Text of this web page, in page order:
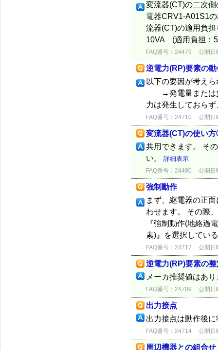
変流器(CT)の二次
電器CRV1-A01S1
流器(CT)の適用負
10VA (適用負担
FAQ番号：24479 公開日
逆電力(RP)要素の動
以下の要因が考え
→発電量または負
力は発生しておら
FAQ番号：24710 公開日
変流器(CT)の使い
共用できます。 そ
い。 詳細表示
FAQ番号：24480 公開日
強制動作
まず、継電器の正
わせます。 その際
『強制動作(地絡
素)』を選択して
FAQ番号：24717 公開日
逆電力(RP)要素の
メーカ推奨値はあ
FAQ番号：24709 公開日
出力接点
出力接点は動作後
FAQ番号：24714 公開日
周辺機器との組合せ